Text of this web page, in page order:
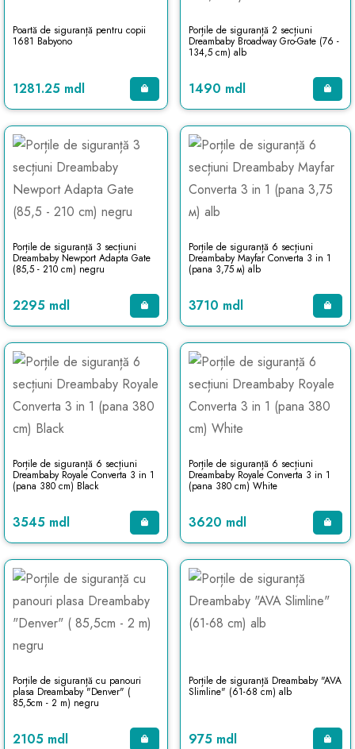
Poartă de siguranță pentru copii
1681 Babyono
1281.25 mdl
Porțile de siguranță 2 secțiuni
Dreambaby Broadway Gro-Gate (76 -
134,5 cm) alb
1490 mdl
Porțile de siguranță 3 secțiuni
Dreambaby Newport Adapta Gate
(85,5 - 210 cm) negru
2295 mdl
Porțile de siguranță 6 secțiuni
Dreambaby Mayfar Converta 3 in 1
(pana 3,75 м) alb
3710 mdl
Porțile de siguranță 6 secțiuni
Dreambaby Royale Converta 3 in 1
(pana 380 cm) Black
3545 mdl
Porțile de siguranță 6 secțiuni
Dreambaby Royale Converta 3 in 1
(pana 380 cm) White
3620 mdl
Porțile de siguranță cu panouri
plasa Dreambaby "Denver" (
85,5cm - 2 m) negru
2105 mdl
Porțile de siguranță Dreambaby "AVA
Slimline" (61-68 cm) alb
975 mdl